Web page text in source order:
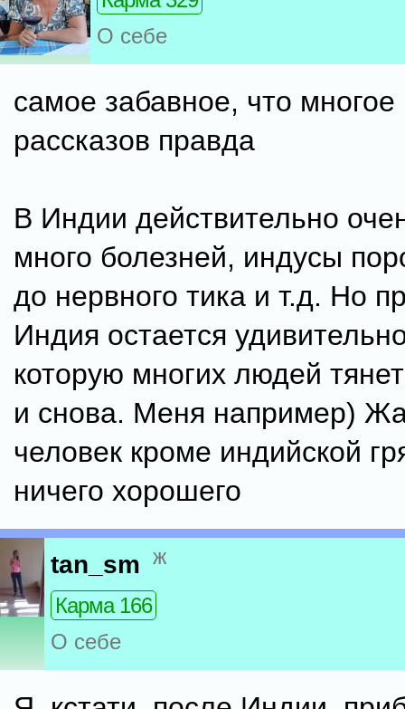
О себе
самое забавное, что многое
рассказов правда
В Индии действительно
много болезней, индусы
до нервного тика и т.д. Но
Индия остается
которую многих людей
и снова. Меня например)
человек кроме индийской
ничего хорошего
tan_sm ж
Карма 166
О себе